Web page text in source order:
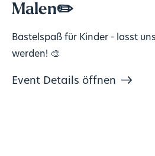
Malen✏️
Bastelspaß für Kinder - lasst
werden! 🎨
Event Details öffnen